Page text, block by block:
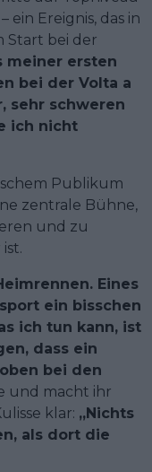
ein Ereignis, das in
Start bei der
meiner ersten
bei der Volta a
sehr schweren
ich nicht
Publikum
zentrale Bühne,
und zu
Eines
ein bisschen
ich tun kann, ist
dass ein
bei den
und macht ihr
klar: „Nichts
als dort die